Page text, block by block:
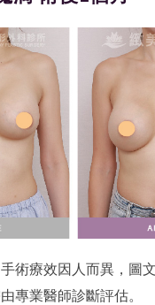
手術療效因人而異，圖
專業醫師診斷評估。